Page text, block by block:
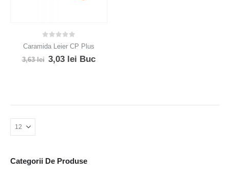
0 out of 5
Caramida Leier CP Plus
3,63lei Prețul
3,03 lei Prețul
Buc
Categorii De Produse